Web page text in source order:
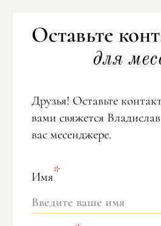
Оставьте
для
Друзья! Оставьте
вами свяжется
вас месенджере.
Имя